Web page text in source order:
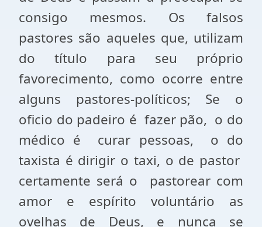
consigo mesmos. Os falsos
pastores são aqueles que, utilizam
do título para seu próprio
favorecimento, como ocorre entre
alguns pastores-políticos; Se o
oficio do padeiro é fazer pão, o do
médico é curar pessoas,
o do
taxista é dirigir o taxi, o de pastor
certamente será o
pastorear com
amor e espírito voluntário as
ovelhas de Deus, e nunca se